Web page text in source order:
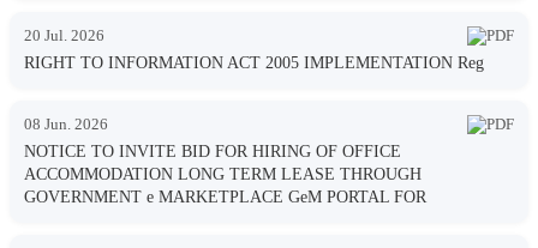
20 Jul. 2026
RIGHT TO INFORMATION ACT 2005 IMPLEMENTATION Reg
08 Jun. 2026
NOTICE TO INVITE BID FOR HIRING OF OFFICE
ACCOMMODATION LONG TERM LEASE THROUGH
GOVERNMENT e MARKETPLACE GeM PORTAL FOR